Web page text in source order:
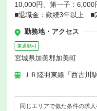
10,000円、第一子：
■退職金：勤続3年以上 ■
勤務地・アクセス
車通勤可
宮城県加美郡加美町
ＪＲ陸羽東線「西古川
同じエリアで似た条件の求